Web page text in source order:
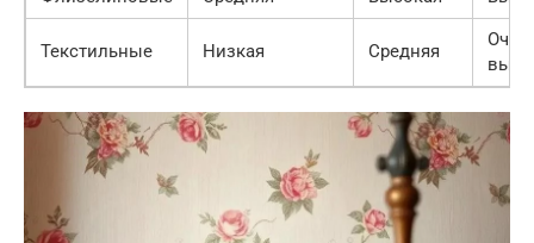
Текстильные Низкая Средняя